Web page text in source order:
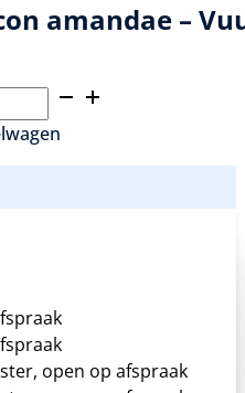
amandae –
open op afspraak